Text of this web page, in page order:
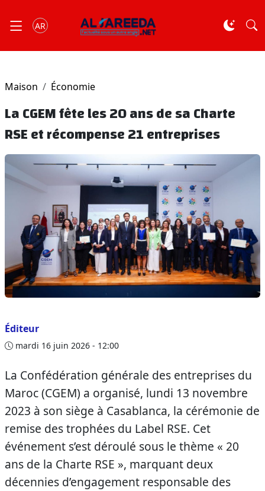
AR
Maison Économie
La CGEM fête les 20 ans de sa Charte
RSE et récompense 21 entreprises
Éditeur
mardi 16 juin 2026 - 12:00
La Confédération générale des entreprises du
Maroc (CGEM) a organisé, lundi 13 novembre
2023 à son siège à Casablanca, la cérémonie de
remise des trophées du Label RSE. Cet
événement s’est déroulé sous le thème « 20
ans de la Charte RSE », marquant deux
décennies d’engagement responsable des